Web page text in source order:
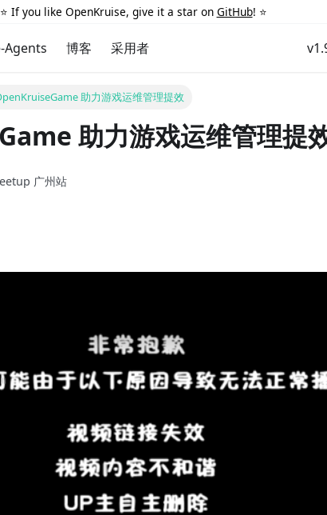
⭐️ If you like OpenKruise, give it a star on GitHub! ⭐️
Agents 博客 采用者
助力游戏运维管理提效
助力游戏运维管理提
广州站